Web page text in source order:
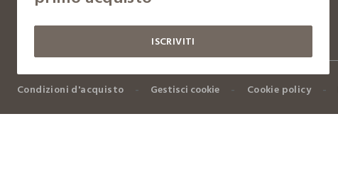
ISCRIVITI
Copyright © OVS S.p.A, p.iva 04240010274 - Capitale sociale 290.923.470,04
Condizioni d'acquisto Gestisci cookie Cookie policy